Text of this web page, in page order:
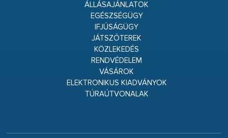
ÁLLÁSAJÁNLATOK
EGÉSZSÉGÜGY
IFJÚSÁGÜGY
JÁTSZÓTEREK
KÖZLEKEDÉS
RENDVÉDELEM
VÁSÁROK
ELEKTRONIKUS KIADVÁNYOK
TÚRAÚTVONALAK